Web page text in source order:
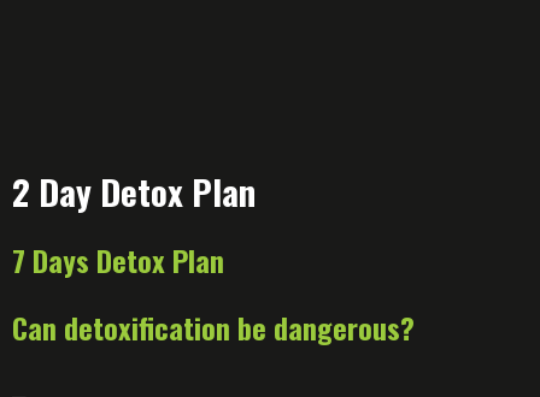
2 Day Detox Plan
7 Days Detox Plan
Can detoxification be dangerous?